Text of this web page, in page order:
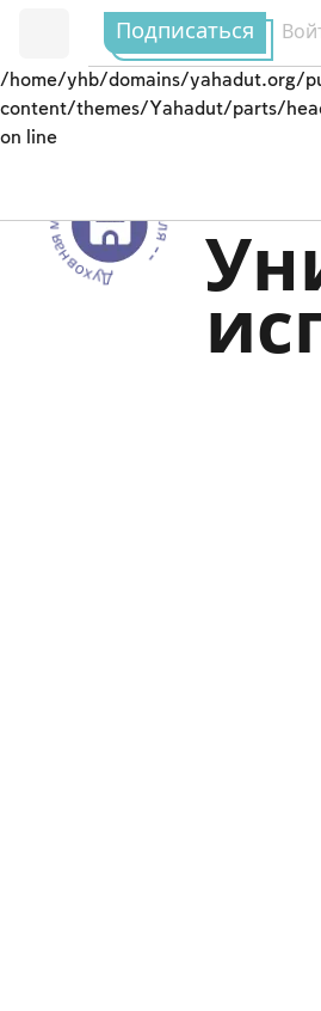
Подписаться
/home/yhb/domains/yahadut.org/
content/themes/Yahadut/parts/
on line
Духовная миссия народа Израиля --